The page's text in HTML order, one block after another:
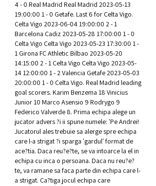
4 - 0 Real Madrid Real Madrid 2023-05-13
19:00:00 1 - 0 Getafe. Last 6 for Celta Vigo.
Celta Vigo 2023-06-04 19:00:00 2 - 1
Barcelona Cadiz 2023-05-28 17:00:00 1 - 0
Celta Vigo Celta Vigo 2023-05-23 17:30:00 1 -
1 Girona FC Athletic Bilbao 2023-05-20
14:15:00 2 - 1 Celta Vigo Celta Vigo 2023-05-
14 12:00:00 1 - 2 Valencia Getafe 2023-05-03
20:00:00 1 - 0 Celta Vigo. Real Madrid leading
goal scorers. Karim Benzema 18 Vinicius
Junior 10 Marco Asensio 9 Rodrygo 9
Federico Valverde 8. Prima echipa alege un
jucator advers ?i ii spune numele: 'Pe Andrei!
Jucatorul ales trebuie sa alerge spre echipa
care l-a strigat ?i sparga 'gardul' format de
ace?tia. Daca reu?e?te, se va intoarce la el in
echipa cu inca o persoana. Daca nu reu?e?
te, va ramane sa faca parte din echipa care l-
a strigat. Ca?tiga jocul echipa care